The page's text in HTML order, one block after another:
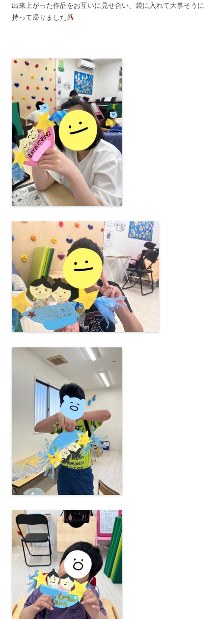
出来上がった作品をお互いに見せ合い、袋に入れて大事そうに
持って帰りました